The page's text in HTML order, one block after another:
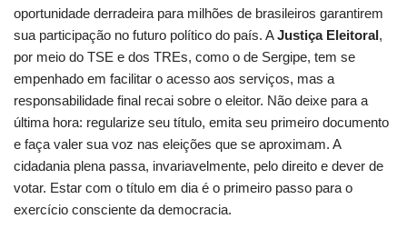
oportunidade derradeira para milhões de brasileiros garantirem
sua participação no futuro político do país. AJustiça Eleitoral,
por meio do TSE e dos TREs, como o de Sergipe, tem se
empenhado em facilitar o acesso aos serviços, mas a
responsabilidade final recai sobre o eleitor. Não deixe para a
última hora: regularize seu título, emita seu primeiro documento
e faça valer sua voz nas eleições que se aproximam. A
cidadania plena passa, invariavelmente, pelo direito e dever de
votar. Estar com o título em dia é o primeiro passo para o
exercício consciente da democracia.